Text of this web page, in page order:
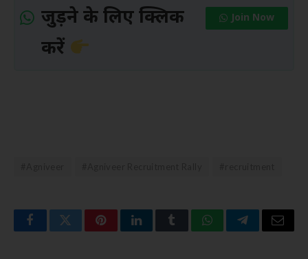
जुड़ने के लिए क्लिक
करें
Join Now
FacebookTwitterPinterestLinkedInTumblrWhatsAppTelegramEmail